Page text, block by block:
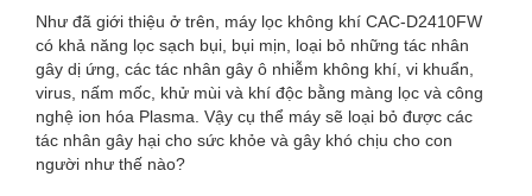
Như đã giới thiệu ở trên, máy lọc không khí CAC-D2410FW
có khả năng lọc sạch bụi, bụi mịn, loại bỏ những tác nhân
gây dị ứng, các tác nhân gây ô nhiễm không khí, vi khuẩn,
virus, nấm mốc, khử mùi và khí độc bằng màng lọc và công
nghệ ion hóa Plasma. Vậy cụ thể máy sẽ loại bỏ được các
tác nhân gây hại cho sức khỏe và gây khó chịu cho con
người như thế nào?